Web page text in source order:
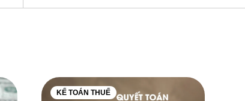
KẾ TOÁN THUẾ